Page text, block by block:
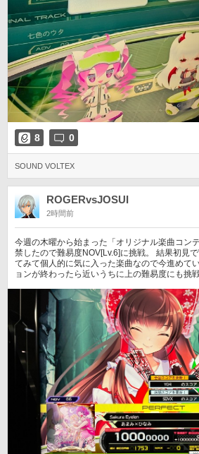
8 0
SOUND VOLTEX
ROGERvsJOSUI
2時間前
今週の木曜から始まった「オリジナル楽曲コン
禁したので難易度NOV[Lv.6]に挑戦。 結果初見
てみて個人的に気に入った楽曲なので今進めて
ョンが終わったら近いうちに上の難易度にも挑